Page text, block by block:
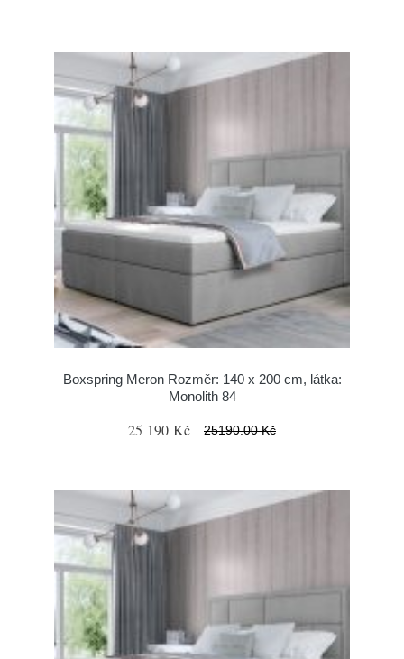
Boxspring Meron Rozměr: 140 x 200 cm, látka:
Monolith 84
25 190 Kč 25190.00 Kč